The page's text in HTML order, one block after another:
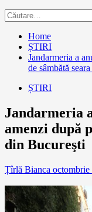
Caută
după:
Home
ȘTIRI
Jandarmeria a
de sâmbătă
ȘTIRI
Jandarmeria
amenzi după
din Bucureşti
Țîrlă Bianca octombrie